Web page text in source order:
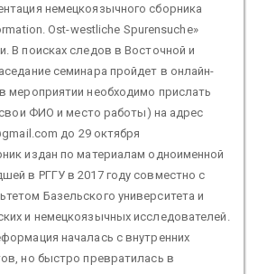
немецкоязычного сборника
Ost-westliche Spurensuche»
В поисках следов в Восточной и
семинара пройдет в онлайн-
мероприятии необходимо прислать
свои ФИО и место работы) на адрес
до 29 октября
издан по материалам одноименной
в РГГУ в 2017 году совместно с
Базельского университета и
и немецкоязычных исследователей.
началась с внутренних
но быстро превратилась в